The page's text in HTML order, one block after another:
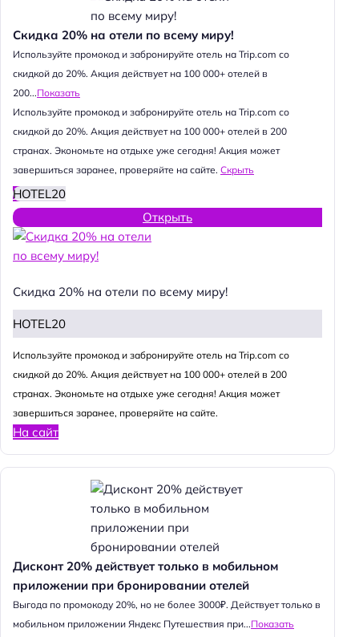
Скидка 20% на отели по всему миру!
Используйте промокод и забронируйте отель на Trip.com со
скидкой до 20%. Акция действует на 100 000+ отелей в
200...Показать
Используйте промокод и забронируйте отель на Trip.com со
скидкой до 20%. Акция действует на 100 000+ отелей в 200
странах. Экономьте на отдыхе уже сегодня! Акция может
завершиться заранее, проверяйте на сайте. Скрыть
HOTEL20
Открыть
Скидка 20% на отели по всему миру!
HOTEL20
Используйте промокод и забронируйте отель на Trip.com со
скидкой до 20%. Акция действует на 100 000+ отелей в 200
странах. Экономьте на отдыхе уже сегодня! Акция может
завершиться заранее, проверяйте на сайте.
На сайт
Дисконт 20% действует только в мобильном
приложении при бронировании отелей
Выгода по промокоду 20%, но не более 3000₽. Действует только в
мобильном приложении Яндекс Путешествия при...Показать